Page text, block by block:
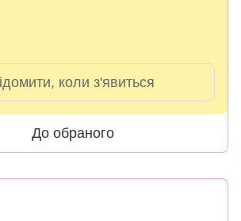
коли з'явиться
До обраного